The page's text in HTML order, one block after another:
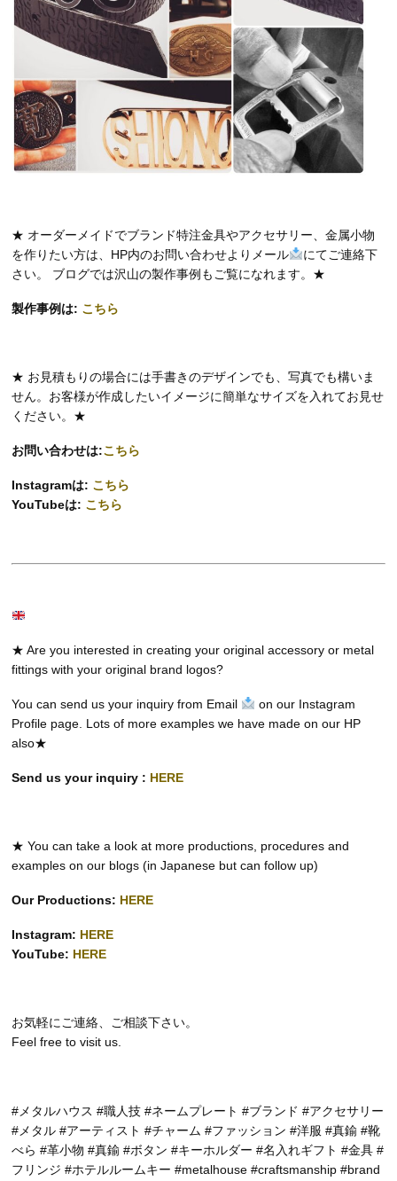
★ オーダーメイドでブランド特注金具やアクセサリー、金属小物
を作りたい方は、HP内のお問い合わせよりメール
にてご連絡下
さい。 ブログでは沢山の製作事例もご覧になれます。★
製作事例は: こちら
★ お見積もりの場合には手書きのデザインでも、写真でも構いま
せん。お客様が作成したいイメージに簡単なサイズを入れてお見せ
ください。★
お問い合わせは:こちら
Instagramは: こちら
YouTubeは: こちら
★ Are you interested in creating your original accessory or metal
fittings with your original brand logos?
You can send us your inquiry from Email
on our Instagram
Profile page. Lots of more examples we have made on our HP
also★
Send us your inquiry : HERE
★ You can take a look at more productions, procedures and
examples on our blogs (in Japanese but can follow up)
Our Productions: HERE
Instagram: HERE
YouTube: HERE
お気軽にご連絡、ご相談下さい。
Feel free to visit us.
#メタルハウス #職人技 #ネームプレート #ブランド #アクセサリー
#メタル #アーティスト #チャーム #ファッション #洋服 #真鍮 #靴
べら #革小物 #真鍮 #ボタン #キーホルダー #名入れギフト #金具 #
フリンジ #ホテルルームキー #metalhouse #craftsmanship #brand